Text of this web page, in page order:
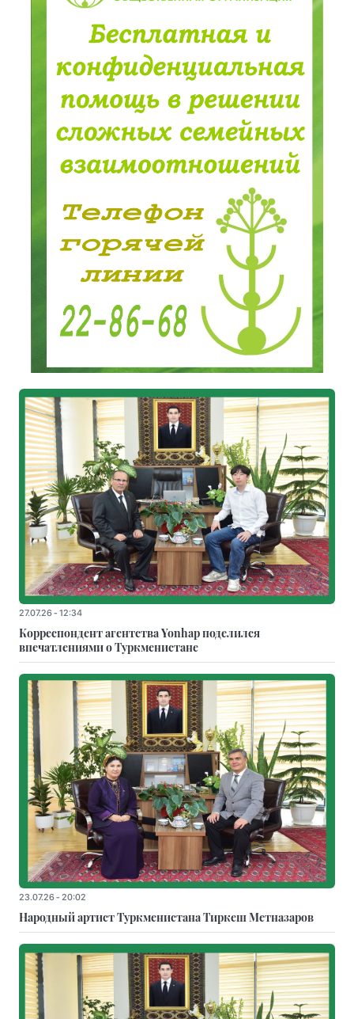
27.07.26 - 12:34
Корреспондент агентства Yonhap поделился
впечатлениями о Туркменистане
23.07.26 - 20:02
Народный артист Туркменистана Тиркеш Мeтназаров